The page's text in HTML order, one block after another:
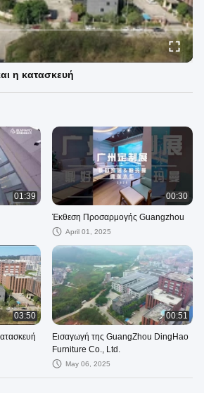
η κατασκευή
01:39 00:30
Έκθεση Προσαρμογής Guangzhou
April 01, 2025
03:50 00:51
Εισαγωγή της GuangZhou DingHao
Furniture Co., Ltd.
May 06, 2025